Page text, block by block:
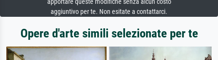
apportare queste modifiche senza alcun costo
aggiuntivo per te. Non esitate a contattarci.
Opere d'arte simili selezionate per te